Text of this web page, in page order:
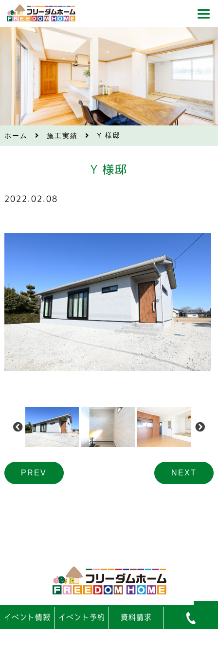
ホーム 施工実績 Y 様邸
Y 様邸
2022.02.08
PREV NEXT
© 株式会社川上建築
イベント 情報 イベント 予約 資料請求